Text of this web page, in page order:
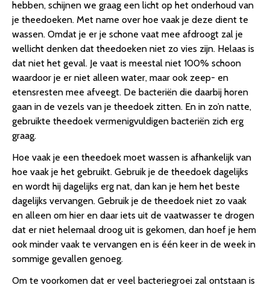
hebben, schijnen we graag een licht op het onderhoud van
je theedoeken. Met name over hoe vaak je deze dient te
wassen. Omdat je er je schone vaat mee afdroogt zal je
wellicht denken dat theedoeken niet zo vies zijn. Helaas is
dat niet het geval. Je vaat is meestal niet 100% schoon
waardoor je er niet alleen water, maar ook zeep- en
etensresten mee afveegt. De bacteriën die daarbij horen
gaan in de vezels van je theedoek zitten. En in zo’n natte,
gebruikte theedoek vermenigvuldigen bacteriën zich erg
graag.
Hoe vaak je een theedoek moet wassen is afhankelijk van
hoe vaak je het gebruikt. Gebruik je de theedoek dagelijks
en wordt hij dagelijks erg nat, dan kan je hem het beste
dagelijks vervangen. Gebruik je de theedoek niet zo vaak
en alleen om hier en daar iets uit de vaatwasser te drogen
dat er niet helemaal droog uit is gekomen, dan hoef je hem
ook minder vaak te vervangen en is één keer in de week in
sommige gevallen genoeg.
Om te voorkomen dat er veel bacteriegroei zal ontstaan is